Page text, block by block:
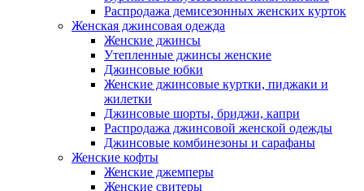
Распродажа демисезонных женских курток
Женская джинсовая одежда
Женские джинсы
Утепленные джинсы женские
Джинсовые юбки
Женские джинсовые куртки, пиджаки и
жилетки
Джинсовые шорты, бриджи, капри
Распродажа джинсовой женской одежды
Джинсовые комбинезоны и сарафаны
Женские кофты
Женские джемперы
Женские свитеры